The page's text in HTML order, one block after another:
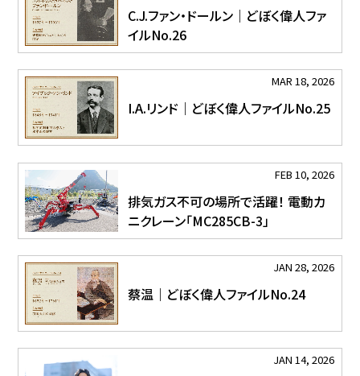
C.J.ファン・ドールン｜どぼく偉人ファ
イルNo.26
MAR 18, 2026
I.A.リンド｜どぼく偉人ファイルNo.25
FEB 10, 2026
排気ガス不可の場所で活躍！ 電動カ
ニクレーン「MC285CB-3」
JAN 28, 2026
蔡温｜どぼく偉人ファイルNo.24
JAN 14, 2026